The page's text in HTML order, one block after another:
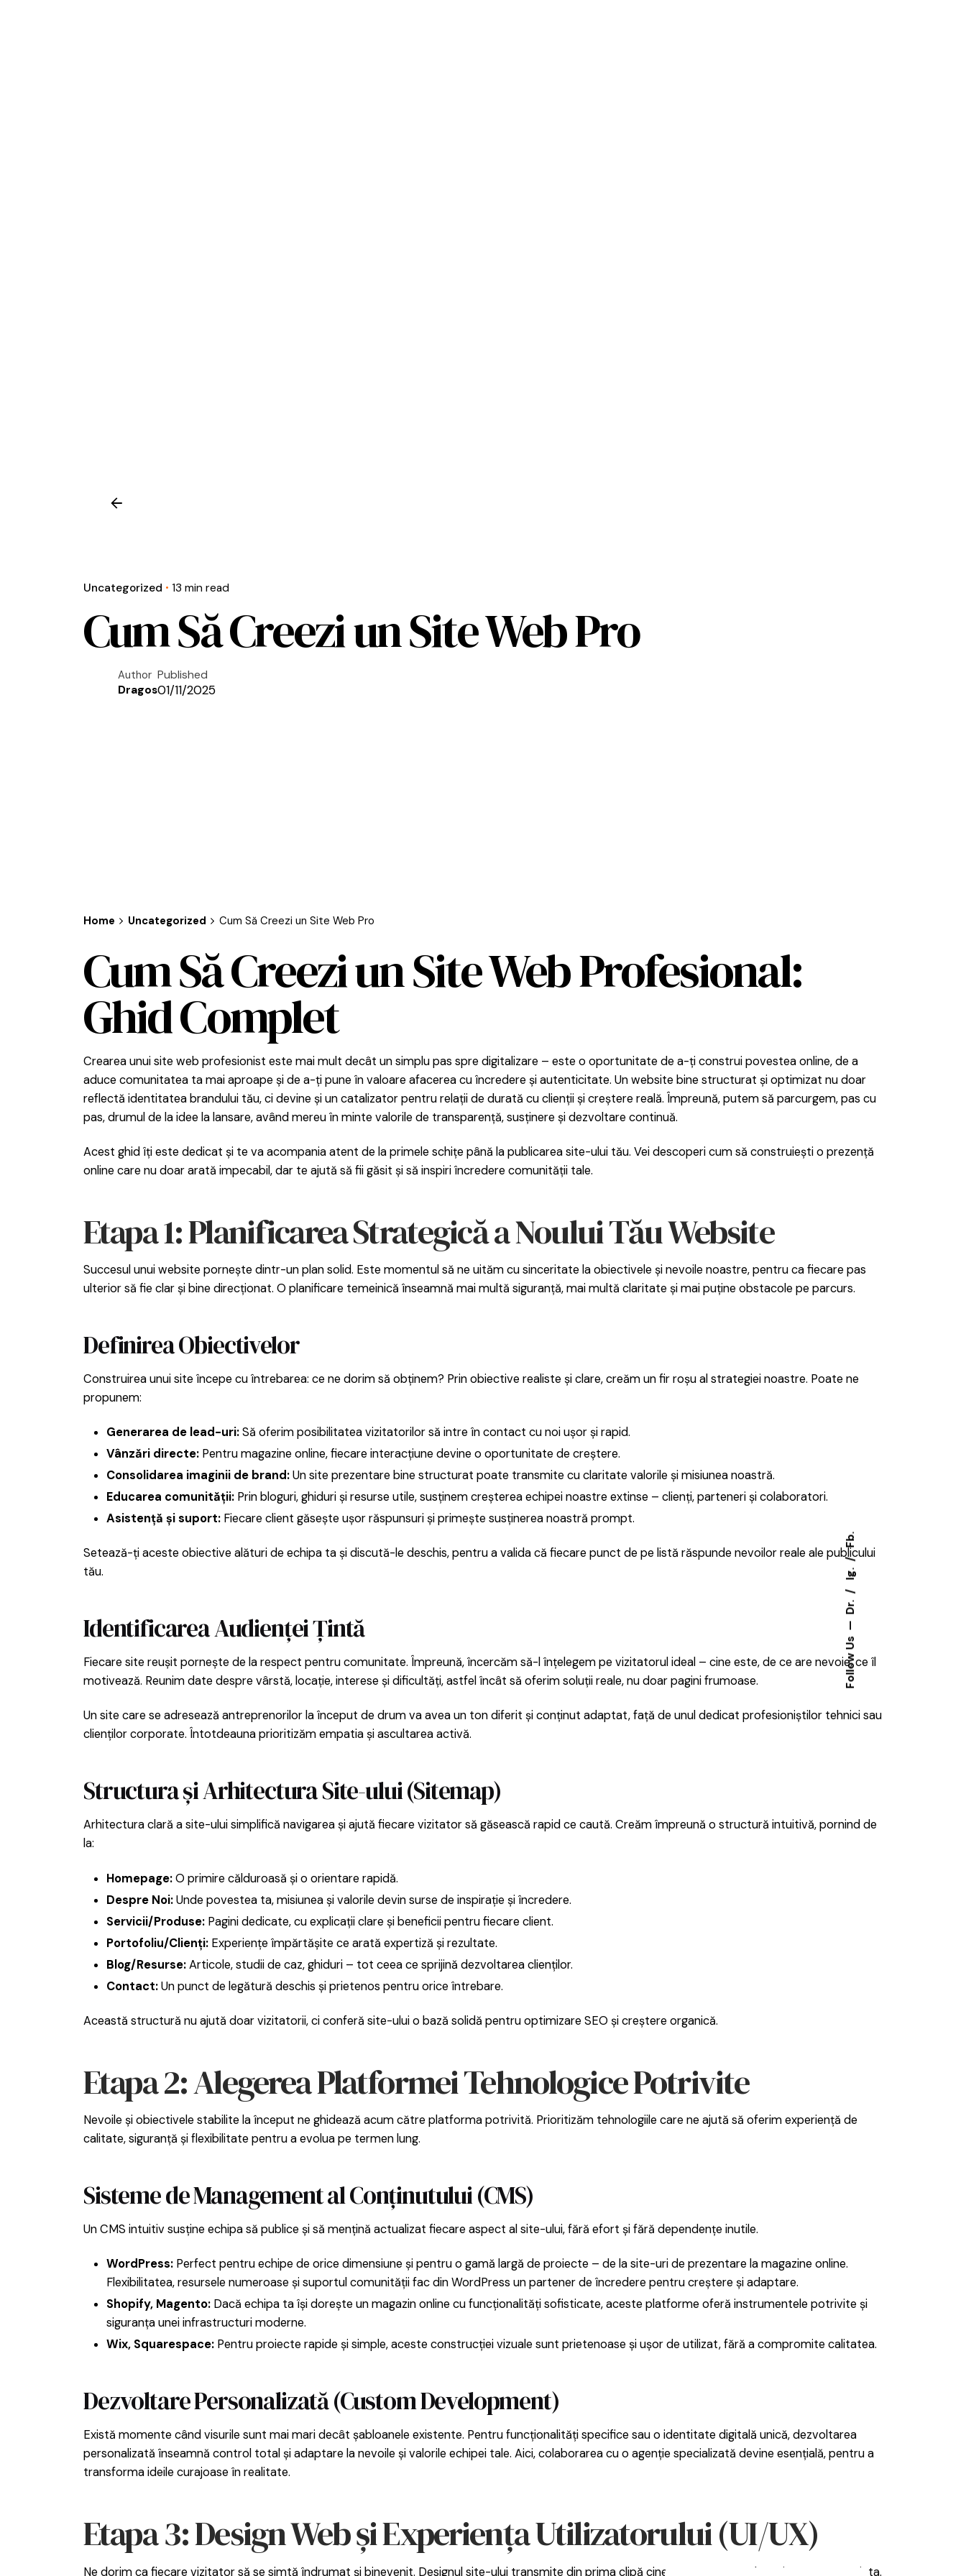
Follow Us
Dr.
Ig.
Fb.
Uncategorized 13 min read
Cum Să Creezi un Site Web Pro
Author
Dragos
Published
01/11/2025
Home Uncategorized Cum Să Creezi un Site Web Pro
Cum Să Creezi un Site Web Profesional:
Ghid Complet
Crearea unui site web profesionist este mai mult decât un simplu pas spre digitalizare – este o oportunitate de a-ți construi povestea online, de a
aduce comunitatea ta mai aproape și de a-ți pune în valoare afacerea cu încredere și autenticitate. Un website bine structurat și optimizat nu doar
reflectă identitatea brandului tău, ci devine și un catalizator pentru relații de durată cu clienții și creștere reală. Împreună, putem să parcurgem, pas cu
pas, drumul de la idee la lansare, având mereu în minte valorile de transparență, susținere și dezvoltare continuă.
Acest ghid îți este dedicat și te va acompania atent de la primele schițe până la publicarea site-ului tău. Vei descoperi cum să construiești o prezență
online care nu doar arată impecabil, dar te ajută să fii găsit și să inspiri încredere comunității tale.
Etapa 1: Planificarea Strategică a Noului Tău Website
Succesul unui website pornește dintr-un plan solid. Este momentul să ne uităm cu sinceritate la obiectivele și nevoile noastre, pentru ca fiecare pas
ulterior să fie clar și bine direcționat. O planificare temeinică înseamnă mai multă siguranță, mai multă claritate și mai puține obstacole pe parcurs.
Definirea Obiectivelor
Construirea unui site începe cu întrebarea: ce ne dorim să obținem? Prin obiective realiste și clare, creăm un fir roșu al strategiei noastre. Poate ne
propunem:
Generarea de lead-uri:Să oferim posibilitatea vizitatorilor să intre în contact cu noi ușor și rapid.
Vânzări directe: Pentru magazine online, fiecare interacțiune devine o oportunitate de creștere.
Consolidarea imaginii de brand:Un site prezentare bine structurat poate transmite cu claritate valorile și misiunea noastră.
Educarea comunității: Prin bloguri, ghiduri și resurse utile, susținem creșterea echipei noastre extinse – clienți, parteneri și colaboratori.
Asistență și suport: Fiecare client găsește ușor răspunsuri și primește susținerea noastră prompt.
Setează-ți aceste obiective alături de echipa ta și discută-le deschis, pentru a valida că fiecare punct de pe listă răspunde nevoilor reale ale publicului
tău.
Identificarea Audienței Țintă
Fiecare site reușit pornește de la respect pentru comunitate. Împreună, încercăm să-l înțelegem pe vizitatorul ideal – cine este, de ce are nevoie, ce îl
motivează. Reunim date despre vârstă, locație, interese și dificultăți, astfel încât să oferim soluții reale, nu doar pagini frumoase.
Un site care se adresează antreprenorilor la început de drum va avea un ton diferit și conținut adaptat, față de unul dedicat profesioniștilor tehnici sau
clienților corporate. Întotdeauna prioritizăm empatia și ascultarea activă.
Structura și Arhitectura Site-ului (Sitemap)
Arhitectura clară a site-ului simplifică navigarea și ajută fiecare vizitator să găsească rapid ce caută. Creăm împreună o structură intuitivă, pornind de
la:
Homepage:O primire călduroasă și o orientare rapidă.
Despre Noi:Unde povestea ta, misiunea și valorile devin surse de inspirație și încredere.
Servicii/Produse: Pagini dedicate, cu explicații clare și beneficii pentru fiecare client.
Portofoliu/Clienți: Experiențe împărtășite ce arată expertiză și rezultate.
Blog/Resurse:Articole, studii de caz, ghiduri – tot ceea ce sprijină dezvoltarea clienților.
Contact:Un punct de legătură deschis și prietenos pentru orice întrebare.
Această structură nu ajută doar vizitatorii, ci conferă site-ului o bază solidă pentru optimizare SEO și creștere organică.
Etapa 2: Alegerea Platformei Tehnologice Potrivite
Nevoile și obiectivele stabilite la început ne ghidează acum către platforma potrivită. Prioritizăm tehnologiile care ne ajută să oferim experiență de
calitate, siguranță și flexibilitate pentru a evolua pe termen lung.
Sisteme de Management al Conținutului (CMS)
Un CMS intuitiv susține echipa să publice și să mențină actualizat fiecare aspect al site-ului, fără efort și fără dependențe inutile.
WordPress: Perfect pentru echipe de orice dimensiune și pentru o gamă largă de proiecte – de la site-uri de prezentare la magazine online.
Flexibilitatea, resursele numeroase și suportul comunității fac din WordPress un partener de încredere pentru creștere și adaptare.
Shopify, Magento: Dacă echipa ta își dorește un magazin online cu funcționalități sofisticate, aceste platforme oferă instrumentele potrivite și
siguranța unei infrastructuri moderne.
Wix, Squarespace: Pentru proiecte rapide și simple, aceste construcției vizuale sunt prietenoase și ușor de utilizat, fără a compromite calitatea.
Dezvoltare Personalizată (Custom Development)
Există momente când visurile sunt mai mari decât șabloanele existente. Pentru funcționalități specifice sau o identitate digitală unică, dezvoltarea
personalizată înseamnă control total și adaptare la nevoile și valorile echipei tale. Aici, colaborarea cu o agenție specializată devine esențială, pentru a
transforma ideile curajoase în realitate.
Etapa 3: Design Web și Experiența Utilizatorului (UI/UX)
Ne dorim ca fiecare vizitator să se simtă îndrumat și binevenit. Designul site-ului transmite din prima clipă cine suntem, ce credem și cum putem ajuta.